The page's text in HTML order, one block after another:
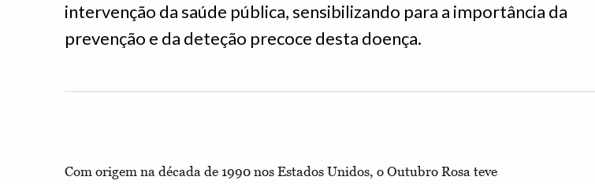
intervenção da saúde pública, sensibilizando para a importância da
prevenção e da deteção precoce desta doença.
Com origem na década de 1990 nos Estados Unidos, o Outubro Rosa teve